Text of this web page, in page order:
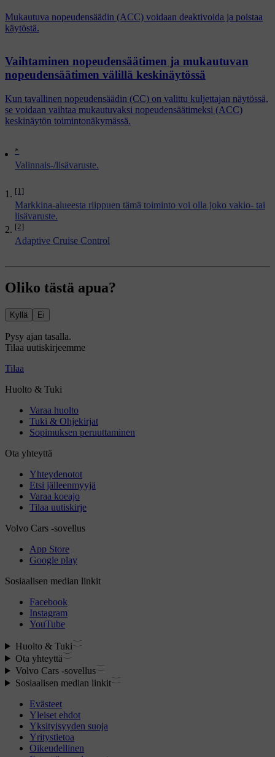
*
Valinnais-/lisävaruste.
[1]
Markkina-alueesta riippuen tämä toiminto voi olla joko vakio- tai
lisävaruste.
[2]
Adaptive Cruise Control
Mukautuva nopeudensäädin (ACC) voidaan deaktivoida ja poistaa
käytöstä.
Vaihtaminen nopeudensäätimen ja mukautuvan
nopeudensäätimen välillä keskinäytössä
Kun tavallinen nopeudensäädin (CC) on valittu kuljettajan näytössä,
se voidaan vaihtaa mukautuvaksi nopeudensäätimeksi (ACC)
keskinäytön toimintonäkymässä.
Oliko tästä apua?
Kyllä Ei